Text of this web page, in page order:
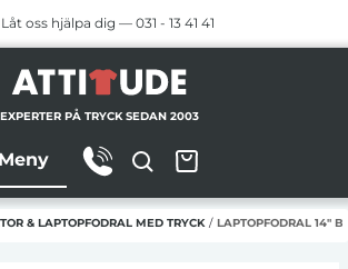
Låt oss hjälpa dig — 031 - 13 41 41
EXPERTER PÅ TRYCK SEDAN 2003
Meny
& LAPTOPFODRAL MED TRYCK / LAPTOPFODRAL 14"